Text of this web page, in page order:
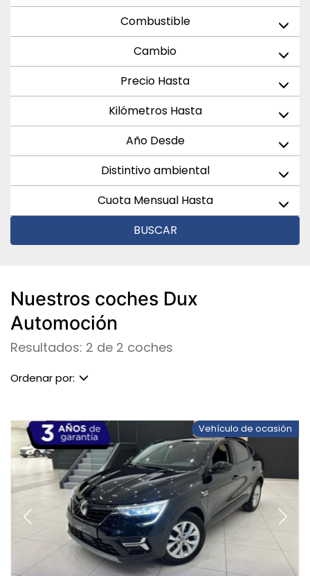
Combustible
Cambio
Precio Hasta
Kilómetros Hasta
Año Desde
Distintivo ambiental
Cuota Mensual Hasta
BUSCAR
Nuestros coches Dux
Automoción
Resultados: 2 de 2 coches
Ordenar por:
Vehículo de ocasión